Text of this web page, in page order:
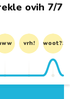
ovih 7/7
vrh! woot?!